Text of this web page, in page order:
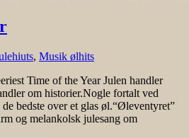
, Musik ølhits
Time of the Year Julen handler
om historier.Nogle fortalt ved
bedste over et glas øl.“Øleventyret”
og melankolsk julesang om